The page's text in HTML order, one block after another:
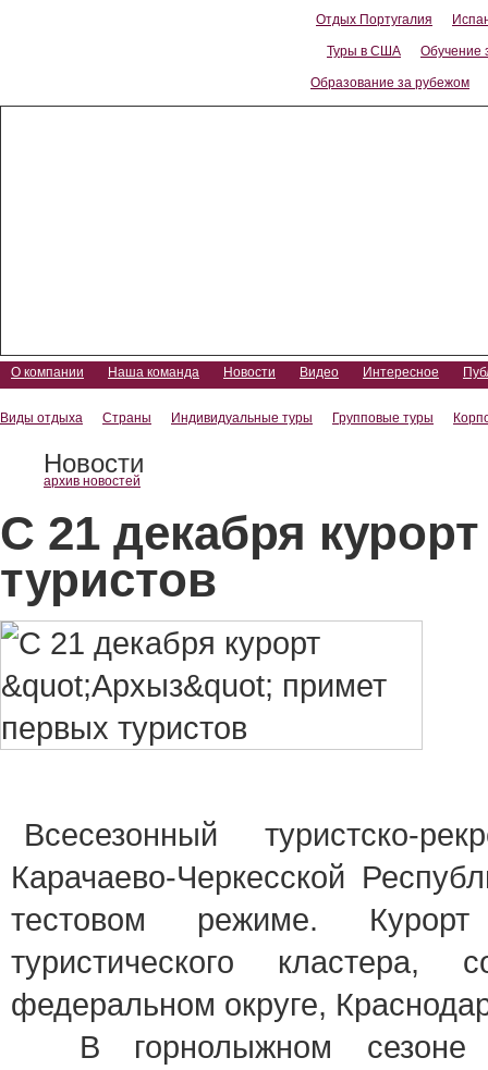
Отдых Португалия
Туры в США Обучение
Образование за рубежом
О компании Наша команда Новости Видео Интересное
Виды отдыха Страны Индивидуальные туры Групповые туры
Новости
архив новостей
С 21 декабря
туристов
Всесезонный туристcко-рекреационный комплекс "Архыз" в
Карачаево-Черкесской
тестовом режиме.
туристического кластера,
федеральном округе,
В горнолыжном сезоне